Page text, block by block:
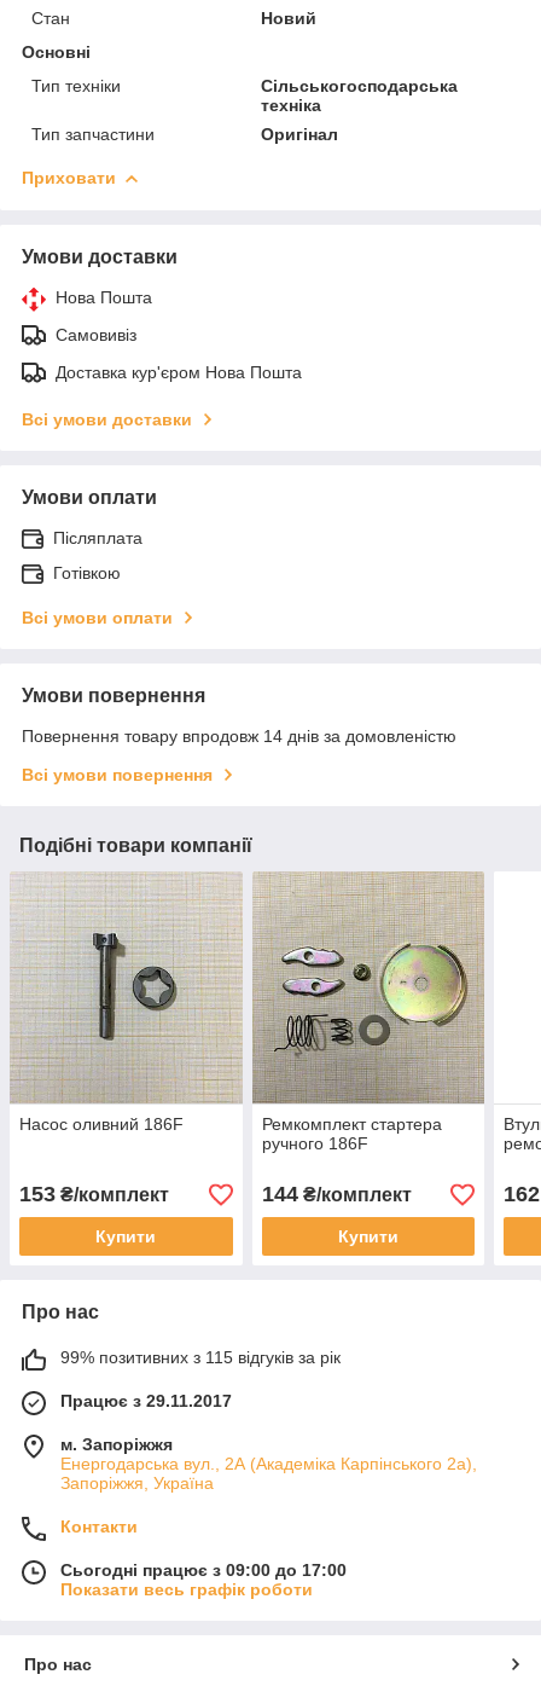
Стан
Новий
Основні
Тип техніки
Сільськогосподарська
техніка
Тип запчастини
Оригінал
Приховати
Умови доставки
Нова Пошта
Самовивіз
Доставка кур'єром Нова Пошта
Всі умови доставки
Умови оплати
Післяплата
Готівкою
Всі умови оплати
Умови повернення
Повернення товару впродовж 14 днів за домовленістю
Всі умови повернення
Подібні товари компанії
Насос оливний 186F
153 ₴/комплект
Купити
Ремкомплект стартера
ручного 186F
144₴/комплект
Купити
162
Про нас
99% позитивних з 115 відгуків за рік
Працює з 29.11.2017
м. Запоріжжя
Енергодарська вул., 2А (Академіка Карпінського 2а),
Запоріжжя, Україна
Контакти
Сьогодні працює з 09:00 до 17:00
Показати весь графік роботи
Про нас